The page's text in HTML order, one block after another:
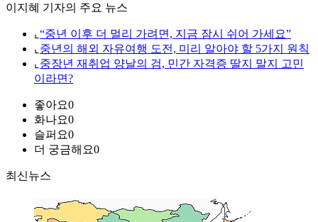
이지혜 기자의 주요 뉴스
⌞ “중년 이후 더 멀리 가려면, 지금 잠시 쉬어 가세요”
⌞ 중년의 해외 자유여행 도전, 미리 알아야 할 5가지 원칙
⌞ 중장년 재취업 양날의 검, 민간 자격증 딸지 말지 고민
이라면?
좋아요0
화나요0
슬퍼요0
더 궁금해요0
최신뉴스